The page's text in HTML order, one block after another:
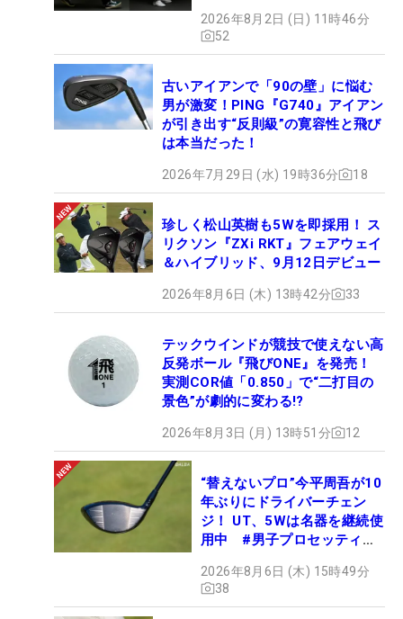
2026年8月2日 (日) 11時46分
52
古いアイアンで「90の壁」に悩む
男が激変！PING『G740』アイアン
が引き出す“反則級”の寛容性と飛び
は本当だった！
2026年7月29日 (水) 19時36分 18
珍しく松山英樹も5Wを即採用！ ス
リクソン『ZXi RKT』フェアウェイ
＆ハイブリッド、9月12日デビュー
2026年8月6日 (木) 13時42分 33
テックウインドが競技で使えない高
反発ボール『飛びONE』を発売！
実測COR値「0.850」で“二打目の
景色”が劇的に変わる!?
2026年8月3日 (月) 13時51分 12
“替えないプロ”今平周吾が10
年ぶりにドライバーチェン
ジ！ UT、5Wは名器を継続使
用中 #男子プロセッティン
2026年8月6日 (木) 15時49分
38